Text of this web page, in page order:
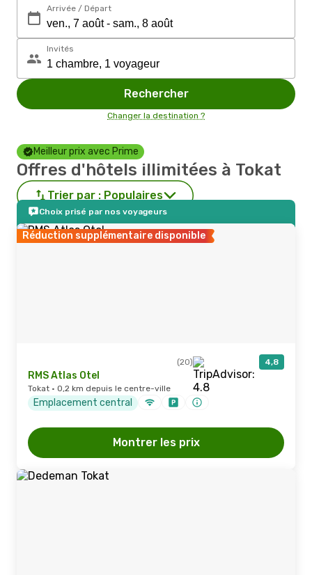
Arrivée / Départ
Invités
Rechercher
Changer la destination ?
Meilleur prix avec Prime
Offres d'hôtels illimitées à Tokat
Trier par : Populaires
Choix prisé par nos voyageurs
Réduction supplémentaire disponible
(20) 4,8
RMS Atlas Otel
Tokat · 0,2 km depuis le centre-ville
Emplacement central
Montrer les prix